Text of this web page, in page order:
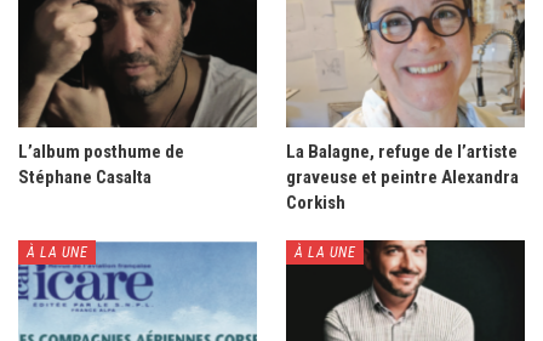
L’album posthume de
Stéphane Casalta
La Balagne, refuge de l’artiste
graveuse et peintre Alexandra
Corkish
À LA UNE À LA UNE